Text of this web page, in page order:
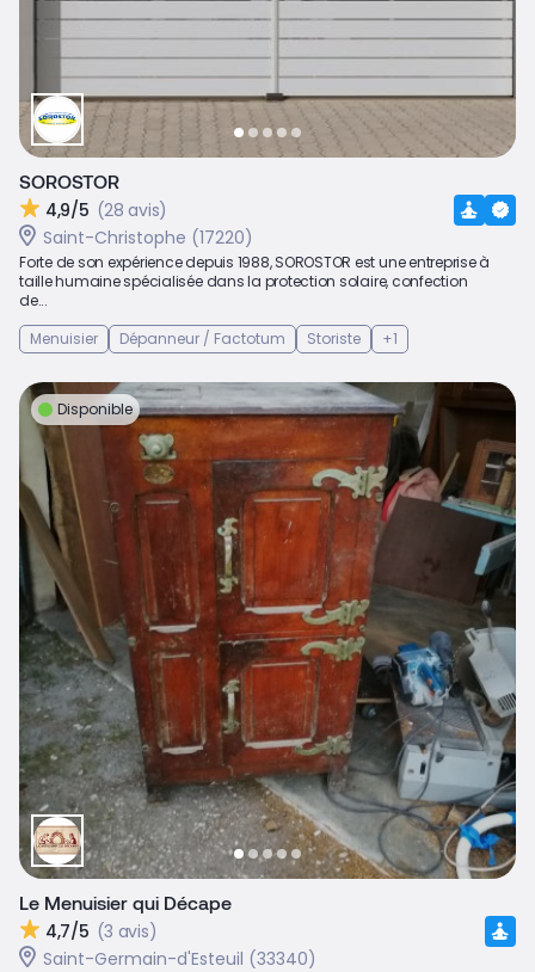
SOROSTOR
4,9/5 (28 avis)
Saint-Christophe (17220)
Forte de son expérience depuis 1988, SOROSTOR est une entreprise à
taille humaine spécialisée dans la protection solaire, confection
de...
Menuisier
Dépanneur / Factotum Storiste +1
Disponible
Le Menuisier qui Décape
4,7/5 (3 avis)
Saint-Germain-d'Esteuil (33340)